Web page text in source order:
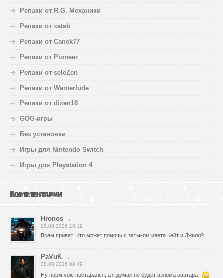
Репаки от R.G. Механики
Репаки от xatab
Репаки от Canek77
Репаки от Pioneer
Репаки от seleZen
Репаки от Wanterlude
Репаки от dixen18
GOG-игры
Без установки
Игры для Nintendo Switch
Игры для Playstation 4
Комментарии
Hronos →
08.08.2026 18:19
Всем привет! Кто может помочь с затыком ивета Кейт и Джилл?
PaVuK →
08.08.2026 08:49
Ну норм voic постарался, а я думал не будет взлома аватара